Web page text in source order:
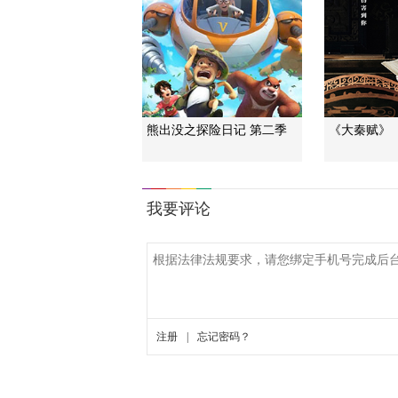
熊出没之探险日记 第二季 《大秦赋》